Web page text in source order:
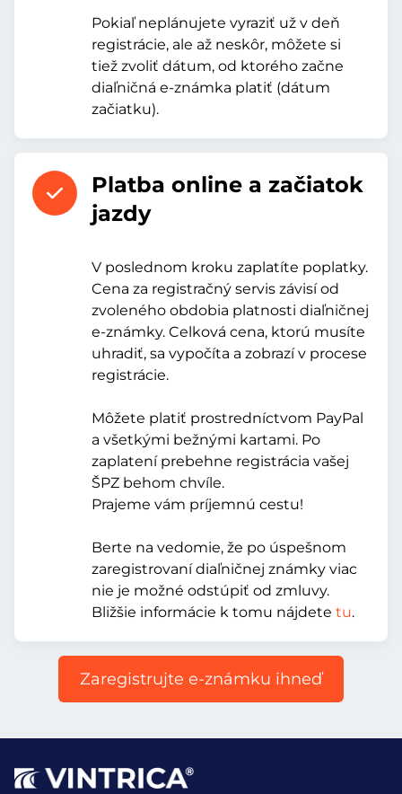
Pokiaľ neplánujete vyraziť už v deň
registrácie, ale až neskôr, môžete si
tiež zvoliť dátum, od ktorého začne
diaľničná e-známka platiť (dátum
začiatku).
Platba online a začiatok
jazdy
V poslednom kroku zaplatíte poplatky.
Cena za registračný servis závisí od
zvoleného obdobia platnosti diaľničnej
e-známky. Celková cena, ktorú musíte
uhradiť, sa vypočíta a zobrazí v procese
registrácie.
Môžete platiť prostredníctvom PayPal
a všetkými bežnými kartami. Po
zaplatení prebehne registrácia vašej
ŠPZ behom chvíle.
Prajeme vám príjemnú cestu!
Berte na vedomie, že po úspešnom
zaregistrovaní diaľničnej známky viac
nie je možné odstúpiť od zmluvy.
Bližšie informácie k tomu nájdete tu.
Zaregistrujte e-známku ihneď